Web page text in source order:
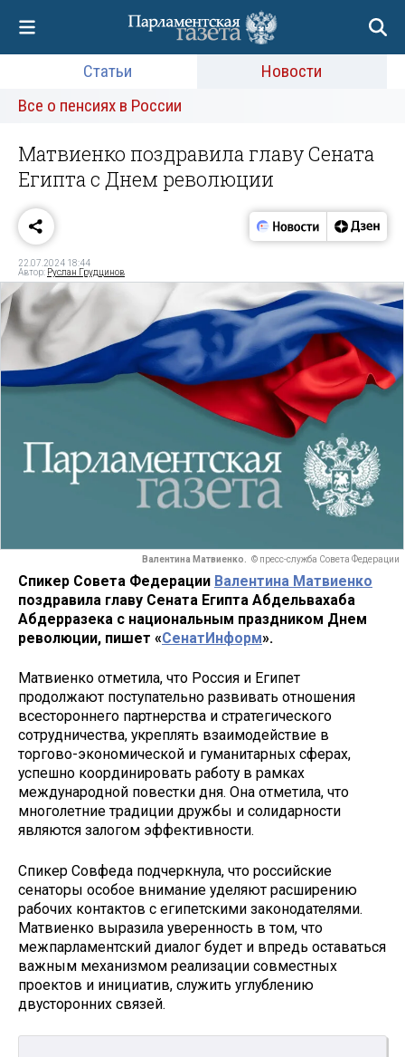
Статьи
Новости
Все о пенсиях в России
Матвиенко поздравила главу Сената
Египта с Днем революции
22.07.2024 18:44
Автор: Руслан Грудцинов
Валентина Матвиенко. © пресс-служба Совета Федерации
Спикер Совета Федерации Валентина Матвиенко
поздравила главу Сената Египта Абдельвахаба
Абдерразека с национальным праздником Днем
революции, пишет «СенатИнформ».
Матвиенко отметила, что Россия и Египет
продолжают поступательно развивать отношения
всестороннего партнерства и стратегического
сотрудничества, укреплять взаимодействие в
торгово-экономической и гуманитарных сферах,
успешно координировать работу в рамках
международной повестки дня. Она отметила, что
многолетние традиции дружбы и солидарности
являются залогом эффективности.
Спикер Совфеда подчеркнула, что российские
сенаторы особое внимание уделяют расширению
рабочих контактов с египетскими законодателями.
Матвиенко выразила уверенность в том, что
межпарламентский диалог будет и впредь оставаться
важным механизмом реализации совместных
проектов и инициатив, служить углублению
двусторонних связей.